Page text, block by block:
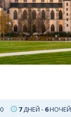
7ДНЕЙ - 6НОЧЕЙ